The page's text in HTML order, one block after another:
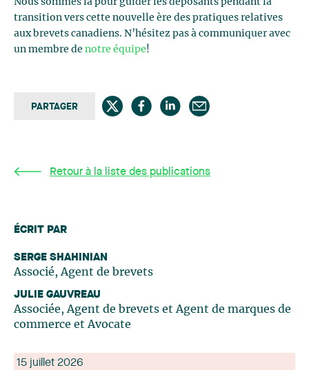
Nous sommes là pour guider les déposants pendant la
transition vers cette nouvelle ère des pratiques relatives
aux brevets canadiens. N’hésitez pas à communiquer avec
un membre de notre équipe!
PARTAGER
Retour à la liste des publications
ÉCRIT PAR
SERGE SHAHINIAN
Associé, Agent de brevets
JULIE GAUVREAU
Associée, Agent de brevets et Agent de marques de
commerce et Avocate
15 juillet 2026